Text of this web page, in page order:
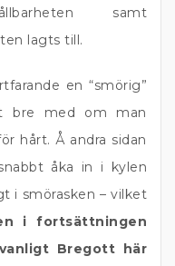
samt
lagts till.
en “smörig”
bre med om man
hårt. Å andra sidan
åka in i kylen
i smörasken – vilket
i fortsättningen
Bregott här